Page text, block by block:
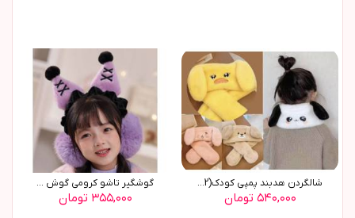
شالگردن هدبند پمپي کودک(9562)
۵۴۰,۰۰۰ تومان
گوشگير تاشو کرومي گوش ...
۳۵۵,۰۰۰ تومان